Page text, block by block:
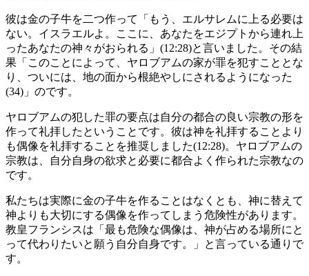
彼は金の子牛を二つ作って「もう、エルサレムに上る必要は
ない。イスラエルよ。ここに、あなたをエジプトから連れ上
ったあなたの神々がおられる」(12:28)と言いました。その結
果「このことによって、ヤロブアムの家が罪を犯すこととな
り、ついには、地の面から根絶やしにされるようになった
(34)」のです。
ヤロブアムの犯した罪の要点は自分の都合の良い宗教の形を
作って礼拝したということです。彼は神を礼拝することより
も偶像を礼拝することを推奨しました(12:28)。ヤロブアムの
宗教は、自分自身の欲求と必要に都合よく作られた宗教なの
です。
私たちは実際に金の子牛を作ることはなくとも、神に替えて
神よりも大切にする偶像を作ってしまう危険性があります。
教皇フランシスは「最も危険な偶像は、神が占める場所にと
って代わりたいと願う自分自身です。」と言っている通りで
す。